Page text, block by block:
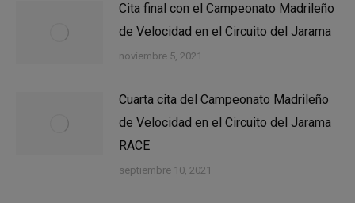
Cita final con el Campeonato Madrileño
de Velocidad en el Circuito del Jarama
noviembre 5, 2021
Cuarta cita del Campeonato Madrileño
de Velocidad en el Circuito del Jarama
RACE
septiembre 10, 2021